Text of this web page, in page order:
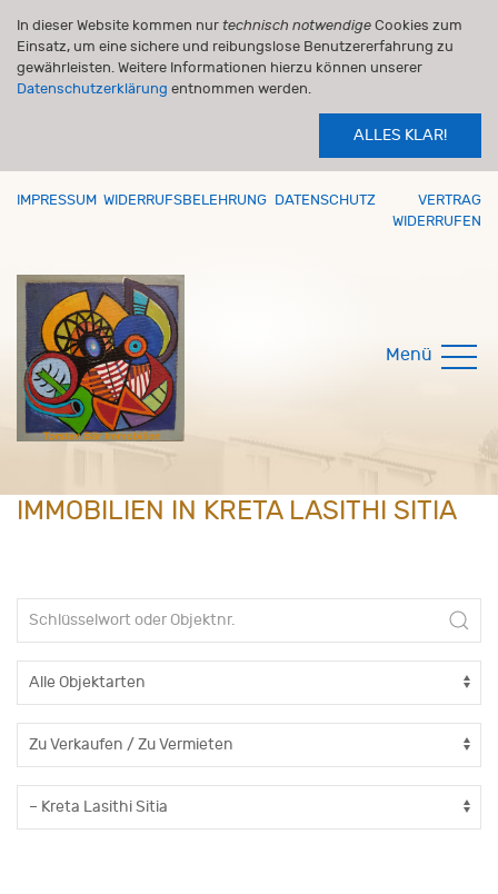
In dieser Website kommen nur technisch notwendige Cookies zum
Einsatz, um eine sichere und reibungslose Benutzererfahrung zu
gewährleisten. Weitere Informationen hierzu können unserer
Datenschutzerklärung entnommen werden.
ALLES KLAR!
IMPRESSUM WIDERRUFSBELEHRUNG DATENSCHUTZ
VERTRAG
WIDERRUFEN
Menü
IMMOBILIEN IN KRETA LASITHI SITIA